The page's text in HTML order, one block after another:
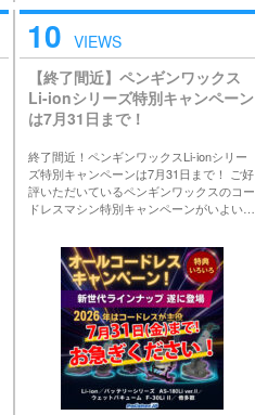
10 VIEWS
【終了間近】ペンギンワックス
Li-ionシリーズ特別キャンペーン
は7月31日まで！
終了間近！ペンギンワックスLi-ionシリー
ズ特別キャンペーンは7月31日まで！ ご好
評いただいているペンギンワックスのコー
ドレスマシン特別キャンペーンがいよい…